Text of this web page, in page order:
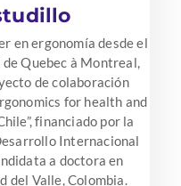
en ergonomía desde el
Quebec à Montreal,
de colaboración
for health and
financiado por la
Internacional
a doctora en
del Valle, Colombia.